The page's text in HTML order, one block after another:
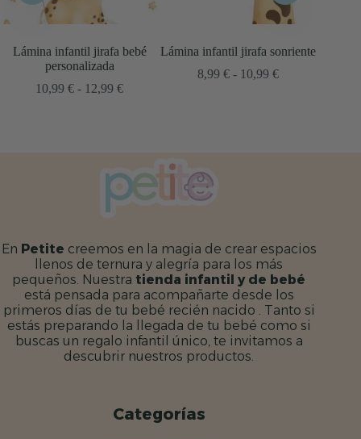
Lámina infantil jirafa sonriente
8,99€ - 10,99
Láminas animales bebé jirafa
10,99€ - 12,99
En Petite creemos en la magia de crear espacios
llenos de ternura y alegría para los más
pequeños. Nuestra tienda infantil y de bebé
está pensada para acompañarte desde los
primeros días de tu bebé recién nacido . Tanto si
estás preparando la llegada de tu bebé como si
buscas un regalo infantil único, te invitamos a
descubrir nuestros productos.
Categorías